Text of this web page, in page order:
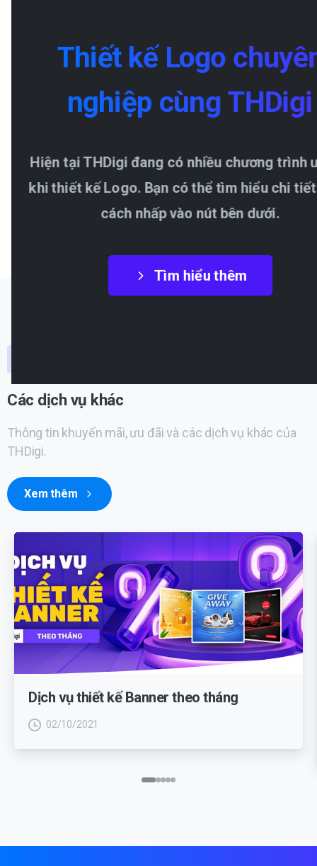
Thiết kế Logo
nghiệp cùng THDigi
Hiện tại THDigi đang có nhiều chương trình
khi thiết kế Logo. Bạn có thể tìm hiểu chi
cách nhấp vào nút bên dưới.
Tìm hiểu thêm
Các dịch vụ khác
Thông tin khuyến mãi, ưu đãi và các dịch vụ khác của
THDigi.
Xem thêm
Dịch vụ thiết kế Banner theo tháng
02/10/2021